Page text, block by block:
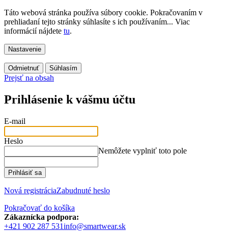
Táto webová stránka používa súbory cookie. Pokračovaním v
prehliadaní tejto stránky súhlasíte s ich používaním... Viac
informácií nájdete tu.
Nastavenie
Odmietnuť Súhlasím
Prejsť na obsah
Prihlásenie k vášmu účtu
E-mail
Heslo
Nemôžete vyplniť toto pole
Prihlásiť sa
Nová registráciaZabudnuté heslo
Pokračovať do košíka
Zákaznícka podpora:
+421 902 287 531info@smartwear.sk